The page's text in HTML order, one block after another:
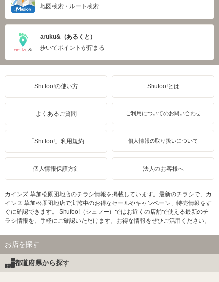
地図検索・ルート検索
aruku&（あるくと）
歩いてポイントが貯まる
Shufoo!の使い方 Shufoo!とは
よくあるご質問 ご利用についてのお問い合わせ
「Shufoo!」利用規約 個人情報の取り扱いについて
個人情報保護方針 法人のお客様へ
カインズ 草加松原団地店のチラシ情報を掲載しています。最新のチラシで、カ
インズ 草加松原団地店で実施中のお得なセールやキャンペーン、特売情報をす
ぐに確認できます。 Shufoo!（シュフー）ではお近くの店舗で使える最新のチ
ラシ情報を、手軽にご確認いただけます。お得な情報をぜひご活用ください。
お店を探す
都道府県から探す